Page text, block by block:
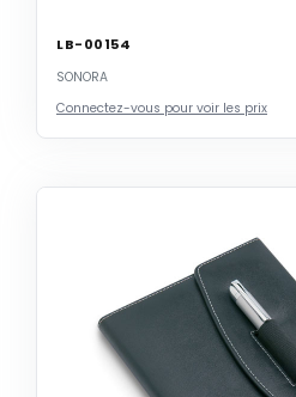
LB-00154
SONORA
Connectez-vous pour voir les prix